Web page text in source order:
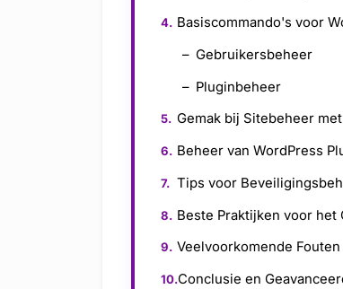
Basiscommando's voor
Gebruikersbeheer
Pluginbeheer
Gemak bij Sitebeheer
Beheer van WordPress
Tips voor
Beste Praktijken voor het
Veelvoorkomende
Conclusie en